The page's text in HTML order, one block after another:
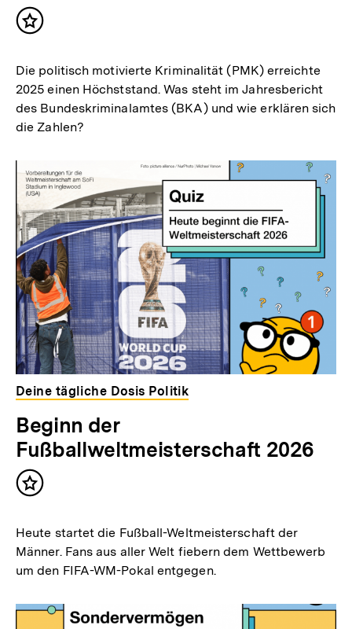
Inhalt
Die politisch motivierte Kriminalität (PMK) erreichte
2025 einen Höchststand. Was steht im Jahresbericht
des Bundeskriminalamtes (BKA) und wie erklären sich
die Zahlen?
Deine tägliche Dosis Politik
Beginn der
Fußballweltmeisterschaft 2026
Inhalt
Heute startet die Fußball-Weltmeisterschaft der
Männer. Fans aus aller Welt fiebern dem Wettbewerb
um den FIFA-WM-Pokal entgegen.